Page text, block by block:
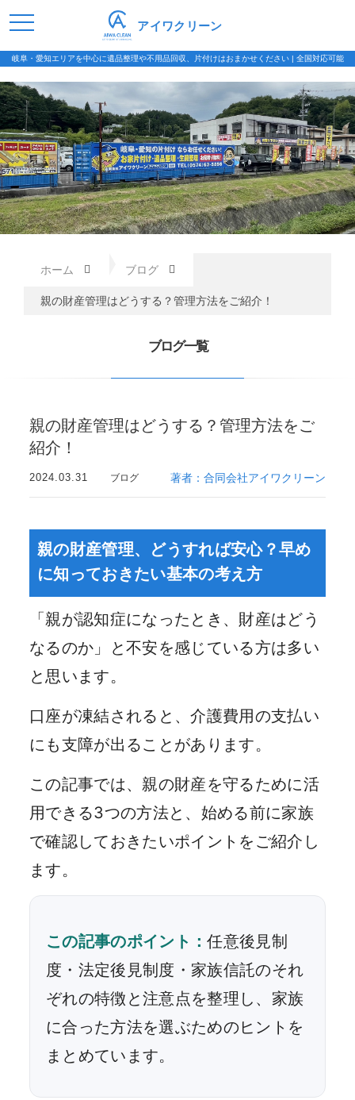
岐阜・愛知エリアを中心に遺品整理や不用品回収、片付けはおまかせください | 全国対応可能
アイワクリーン
ホーム ブログ
親の財産管理はどうする？管理方法をご紹介！
ブログ一覧
親の財産管理はどうする？管理方法をご
紹介！
2024.03.31 ブログ 著者：合同会社アイワクリーン
親の財産管理、どうすれば安心？早め
に知っておきたい基本の考え方
「親が認知症になったとき、財産はどう
なるのか」と不安を感じている方は多い
と思います。
口座が凍結されると、介護費用の支払い
にも支障が出ることがあります。
この記事では、親の財産を守るために活
用できる3つの方法と、始める前に家族
で確認しておきたいポイントをご紹介し
ます。
この記事のポイント：任意後見制
度・法定後見制度・家族信託のそれ
ぞれの特徴と注意点を整理し、家族
に合った方法を選ぶためのヒントを
まとめています。